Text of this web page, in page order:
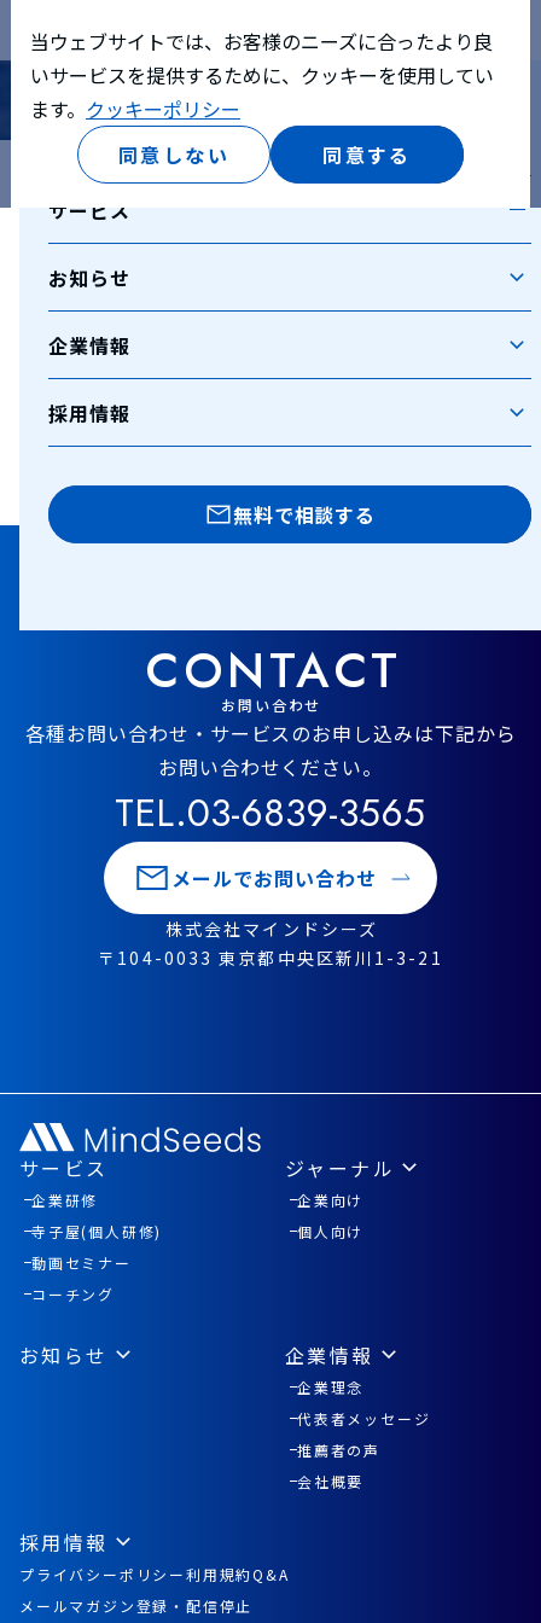
ジャーナル
サービス
企業研修
寺子屋（個人研修）
動画セミナー
コーチング
お知らせ
企業情報
採用情報
無料で相談する
CONTACT
お問い合わせ
お問い合わせ 送信完了
お問い合わせが完了しました。
お問い合わせいただきありがとうございます。
通常2～3営業日以内に担当者よりご連絡いたしますの
で、
恐れ入りますがしばらくお待ち下さい。
＼ビジネスで役立つ！／
CONTACT
お問い合わせ
各種お問い合わせ・サービスのお申し込みは下記から
お問い合わせください。
TEL.03-6839-3565
メールでお問い合わせ
株式会社マインドシーズ
〒104-0033 東京都中央区新川1-3-21
サービス
企業研修
寺子屋(個人研修)
動画セミナー
コーチング
ジャーナル
企業向け
個人向け
お知らせ 企業情報
企業理念
代表者メッセージ
推薦者の声
会社概要
採用情報
プライバシーポリシー利用規約Q&A
メールマガジン登録 ・配信停止
当ウェブサイトでは、お客様のニーズに合ったより良
いサービスを提供するために、クッキーを使用してい
ます。 クッキーポリシー
同意しない
同意する